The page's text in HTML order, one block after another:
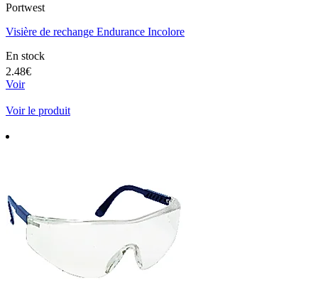
Portwest
Visière de rechange Endurance Incolore
En stock
2.48€
Voir
Voir le produit